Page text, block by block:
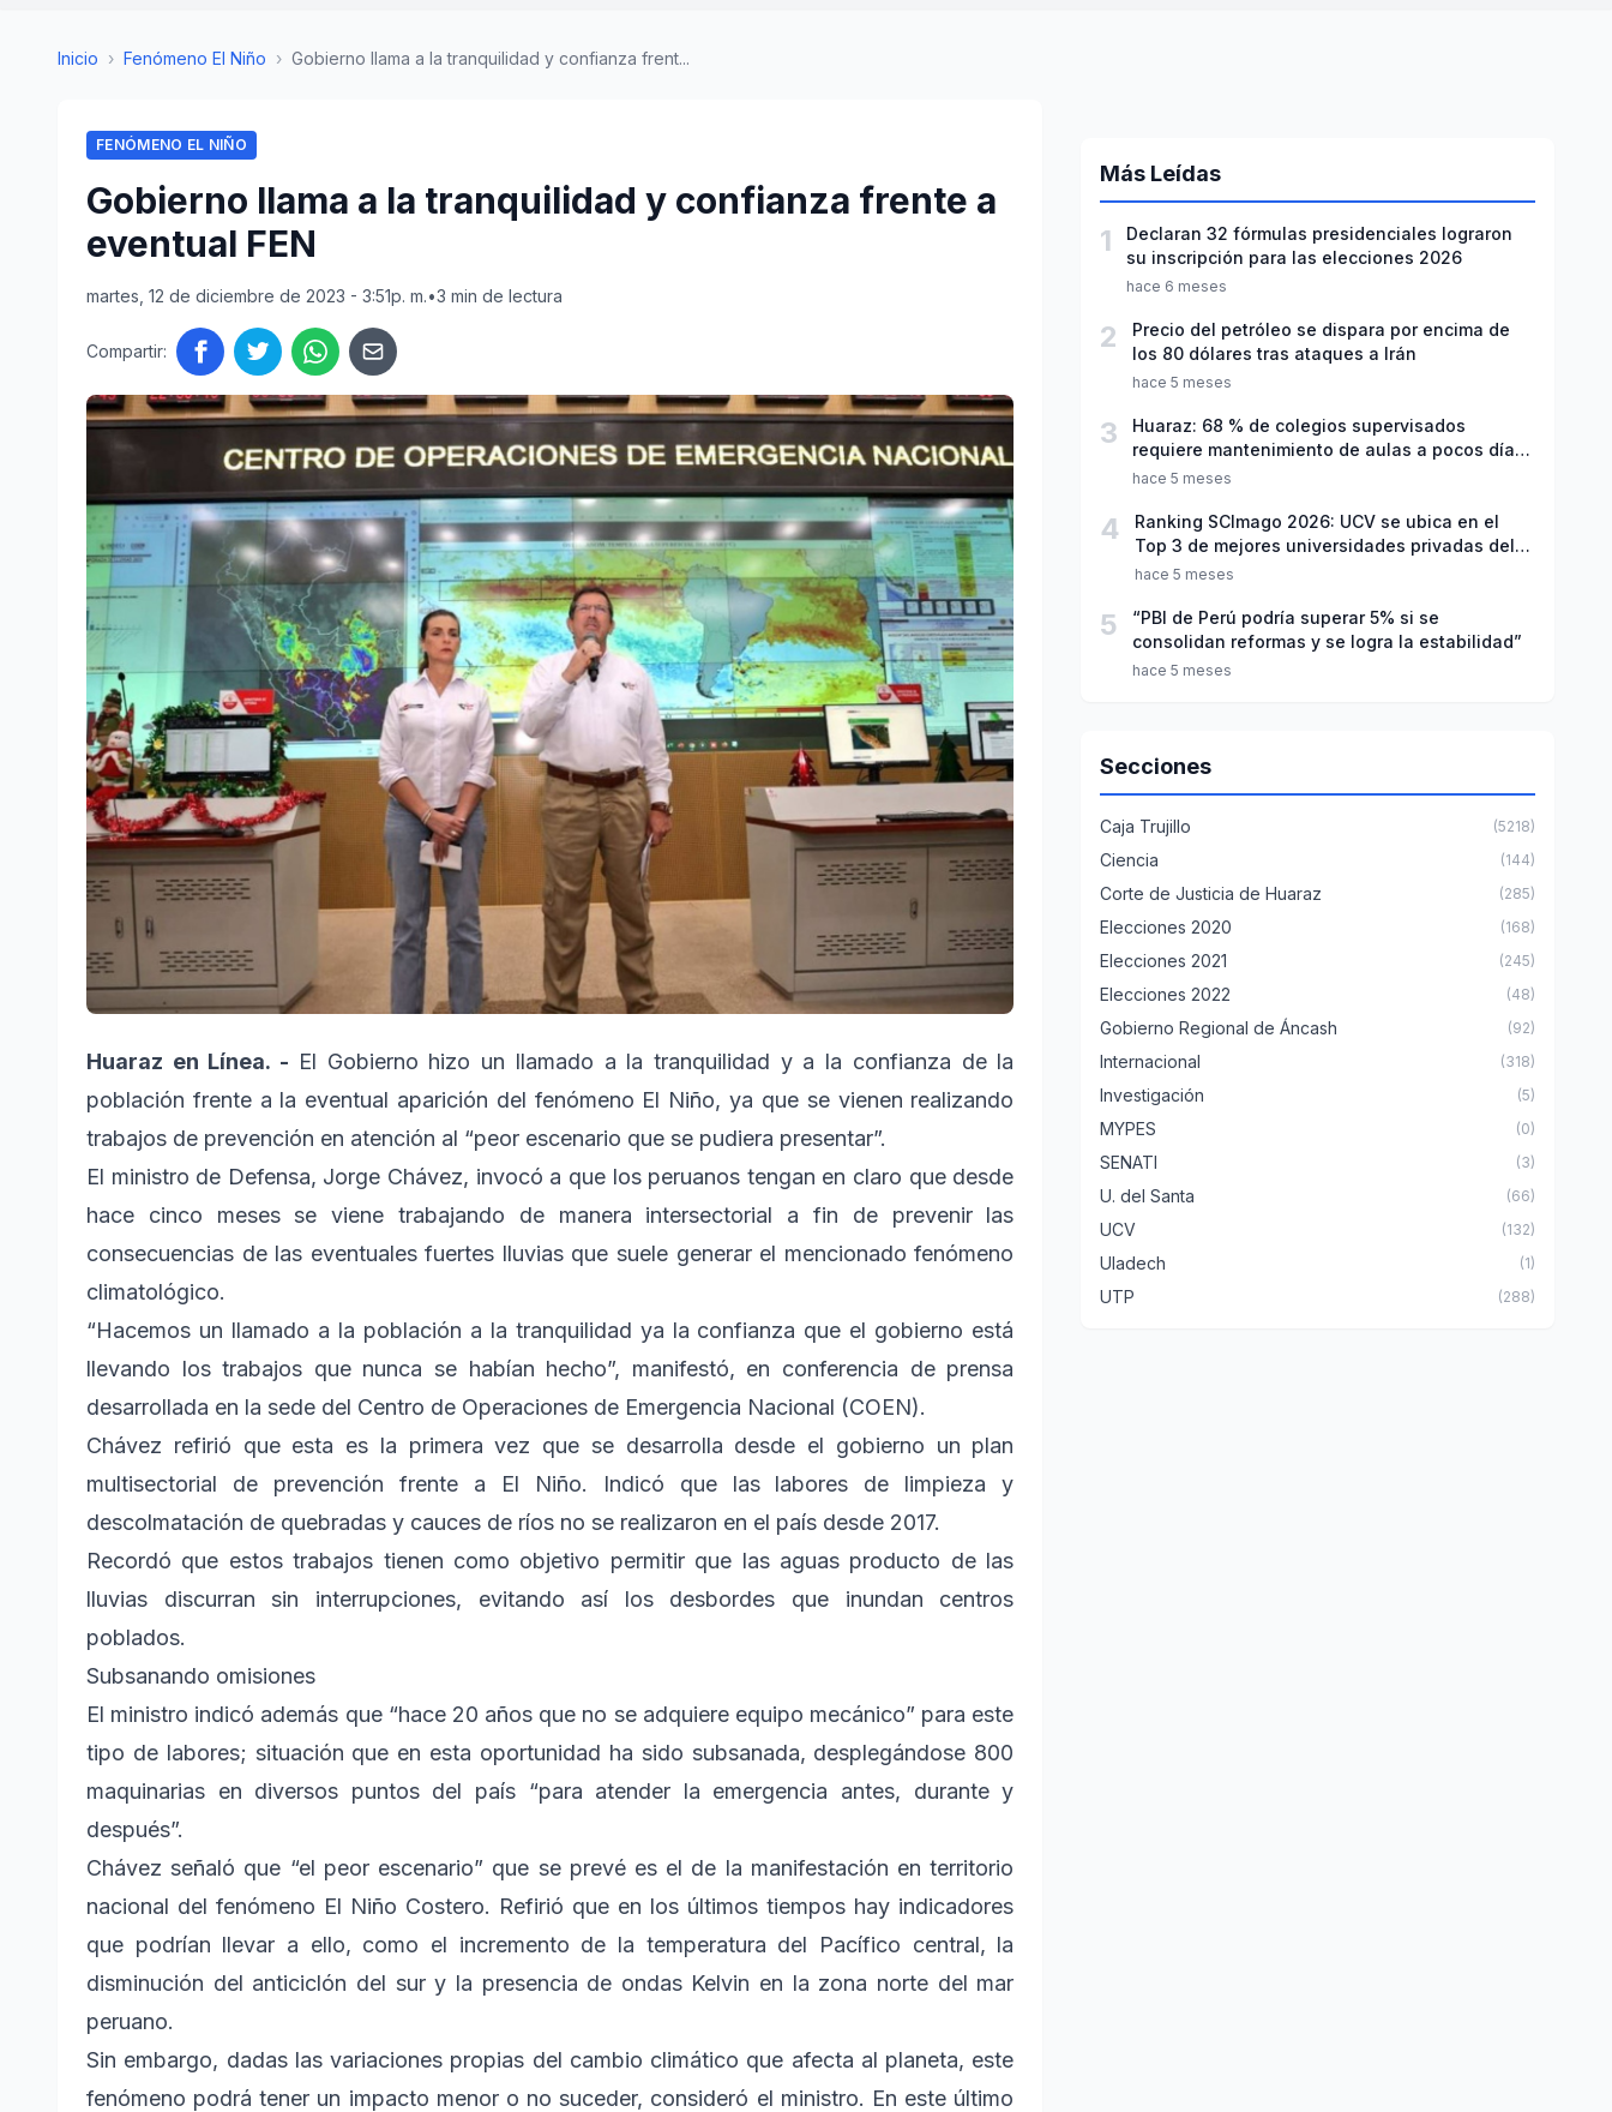
Inicio › Fenómeno El Niño › Gobierno llama a la tranquilidad y confianza frent...
FENÓMENO EL NIÑO
Gobierno llama a la tranquilidad y confianza frente a
eventual FEN
martes, 12 de diciembre de 2023 - 3:51p. m.•3 min de lectura
Compartir:
Huaraz en Línea. - El Gobierno hizo un llamado a la tranquilidad y a la confianza de la
población frente a la eventual aparición del fenómeno El Niño, ya que se vienen realizando
trabajos de prevención en atención al “peor escenario que se pudiera presentar”.
El ministro de Defensa, Jorge Chávez, invocó a que los peruanos tengan en claro que desde
hace cinco meses se viene trabajando de manera intersectorial a fin de prevenir las
consecuencias de las eventuales fuertes lluvias que suele generar el mencionado fenómeno
climatológico.
“Hacemos un llamado a la población a la tranquilidad ya la confianza que el gobierno está
llevando los trabajos que nunca se habían hecho”, manifestó, en conferencia de prensa
desarrollada en la sede del Centro de Operaciones de Emergencia Nacional (COEN).
Chávez refirió que esta es la primera vez que se desarrolla desde el gobierno un plan
multisectorial de prevención frente a El Niño. Indicó que las labores de limpieza y
descolmatación de quebradas y cauces de ríos no se realizaron en el país desde 2017.
Recordó que estos trabajos tienen como objetivo permitir que las aguas producto de las
lluvias discurran sin interrupciones, evitando así los desbordes que inundan centros
poblados.
Subsanando omisiones
El ministro indicó además que “hace 20 años que no se adquiere equipo mecánico” para este
tipo de labores; situación que en esta oportunidad ha sido subsanada, desplegándose 800
maquinarias en diversos puntos del país “para atender la emergencia antes, durante y
después”.
Chávez señaló que “el peor escenario” que se prevé es el de la manifestación en territorio
nacional del fenómeno El Niño Costero. Refirió que en los últimos tiempos hay indicadores
que podrían llevar a ello, como el incremento de la temperatura del Pacífico central, la
disminución del anticiclón del sur y la presencia de ondas Kelvin en la zona norte del mar
peruano.
Sin embargo, dadas las variaciones propias del cambio climático que afecta al planeta, este
fenómeno podrá tener un impacto menor o no suceder, consideró el ministro. En este último
Más Leídas
1
Declaran 32 fórmulas presidenciales lograron
su inscripción para las elecciones 2026
hace 6 meses
2
Precio del petróleo se dispara por encima de
los 80 dólares tras ataques a Irán
hace 5 meses
3
Huaraz: 68 % de colegios supervisados
requiere mantenimiento de aulas a pocos días
de inicio del año escolar 2026
hace 5 meses
4
Ranking SCImago 2026: UCV se ubica en el
Top 3 de mejores universidades privadas del
Perú
hace 5 meses
5
“PBI de Perú podría superar 5% si se
consolidan reformas y se logra la estabilidad”
hace 5 meses
Secciones
Caja Trujillo (5218)
Ciencia (144)
Corte de Justicia de Huaraz (285)
Elecciones 2020 (168)
Elecciones 2021 (245)
Elecciones 2022 (48)
Gobierno Regional de Áncash (92)
Internacional (318)
Investigación (5)
MYPES (0)
SENATI (3)
U. del Santa (66)
UCV (132)
Uladech (1)
UTP (288)